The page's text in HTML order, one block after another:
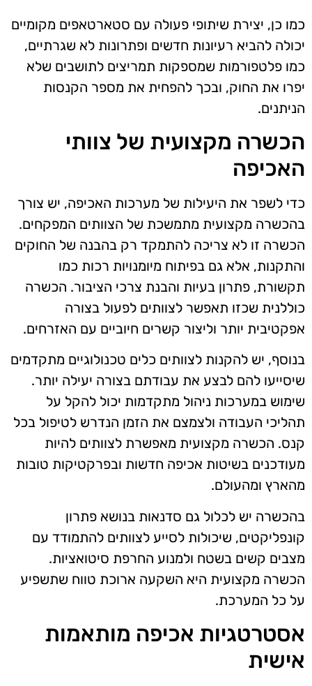
כמו כן, יצירת שיתופי פעולה עם סטארטאפים מקומיים
יכולה להביא רעיונות חדשים ופתרונות לא שגרתיים,
כמו פלטפורמות שמספקות תמריצים לתושבים שלא
יפרו את החוק, ובכך להפחית את מספר הקנסות
הניתנים.
הכשרה מקצועית של צוותי
האכיפה
כדי לשפר את היעילות של מערכות האכיפה, יש צורך
בהכשרה מקצועית מתמשכת של הצוותים המפקחים.
הכשרה זו לא צריכה להתמקד רק בהבנה של החוקים
והתקנות, אלא גם בפיתוח מיומנויות רכות כמו
תקשורת, פתרון בעיות והבנת צרכי הציבור. הכשרה
כוללנית שכזו תאפשר לצוותים לפעול בצורה
אפקטיבית יותר וליצור קשרים חיוביים עם האזרחים.
בנוסף, יש להקנות לצוותים כלים טכנולוגיים מתקדמים
שיסייעו להם לבצע את עבודתם בצורה יעילה יותר.
שימוש במערכות ניהול מתקדמות יכול להקל על
תהליכי העבודה ולצמצם את הזמן הנדרש לטיפול בכל
קנס. הכשרה מקצועית מאפשרת לצוותים להיות
מעודכנים בשיטות אכיפה חדשות ובפרקטיקות טובות
מהארץ ומהעולם.
בהכשרה יש לכלול גם סדנאות בנושא פתרון
קונפליקטים, שיכולות לסייע לצוותים להתמודד עם
מצבים קשים בשטח ולמנוע החרפת סיטואציות.
הכשרה מקצועית היא השקעה ארוכת טווח שתשפיע
על כל המערכת.
אסטרטגיות אכיפה מותאמות
אישית